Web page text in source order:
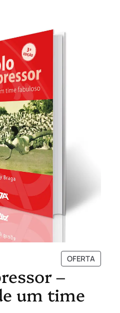
OFERTAP
R
–
um time